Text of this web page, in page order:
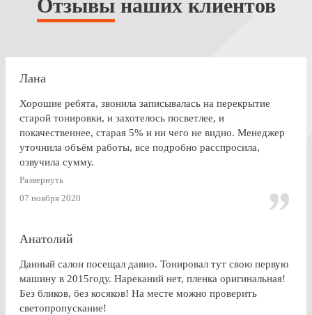
Отзывынаших клиентов
Лана
Хорошие ребята, звонила записывалась на перекрытие
старой тонировки, и захотелось посветлее, и
покачественнее, старая 5% и ни чего не видно. Менеджер
уточнила объём работы, все подробно расспросила,
озвучила сумму.
По Работе и в целом претензии нет. Только опоздала к
завершении работ, машина ждала уже готовая меня. Жаль,
что заранее не позвонили.
Развернуть
07 ноября 2020
Анатолий
Данный салон посещал давно. Тонировал тут свою первую
машину в 2015году. Нареканий нет, пленка оригинальная!
Без бликов, без косяков! На месте можно проверить
светопропускание!